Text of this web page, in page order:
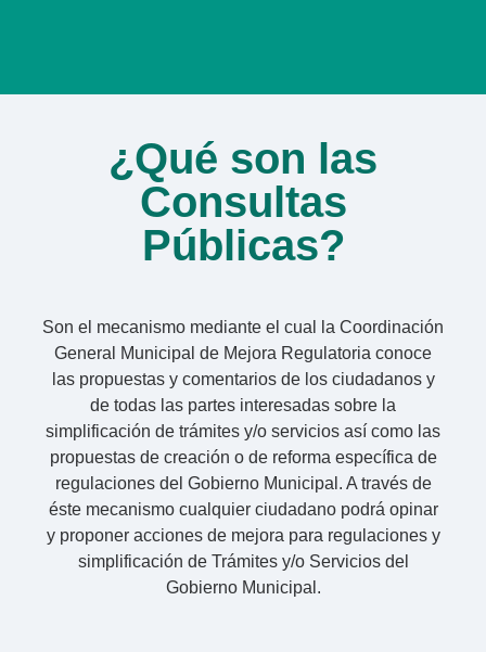
¿Qué son las
Consultas
Públicas?
Son el mecanismo mediante el cual la Coordinación
General Municipal de Mejora Regulatoria conoce
las propuestas y comentarios de los ciudadanos y
de todas las partes interesadas sobre la
simplificación de trámites y/o servicios así como las
propuestas de creación o de reforma específica de
regulaciones del Gobierno Municipal. A través de
éste mecanismo cualquier ciudadano podrá opinar
y proponer acciones de mejora para regulaciones y
simplificación de Trámites y/o Servicios del
Gobierno Municipal.